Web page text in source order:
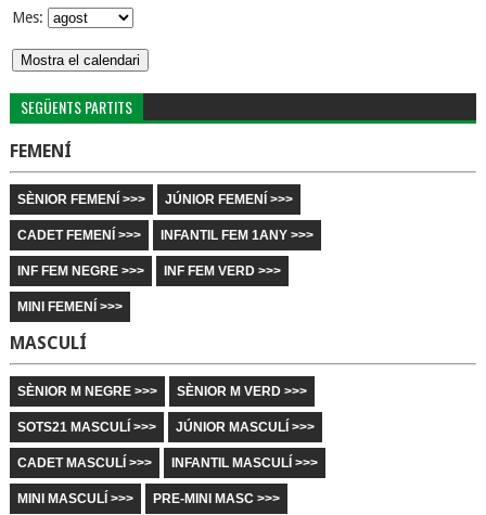
Mes:
SEGÜENTS PARTITS
FEMENÍ
SÈNIOR FEMENÍ >>> JÚNIOR FEMENÍ >>>
CADET FEMENÍ >>> INFANTIL FEM 1ANY >>>
INF FEM NEGRE >>> INF FEM VERD >>>
MINI FEMENÍ >>>
MASCULÍ
SÈNIOR M NEGRE >>> SÈNIOR M VERD >>>
SOTS21 MASCULÍ >>> JÚNIOR MASCULÍ >>>
CADET MASCULÍ >>> INFANTIL MASCULÍ >>>
MINI MASCULÍ >>> PRE-MINI MASC >>>